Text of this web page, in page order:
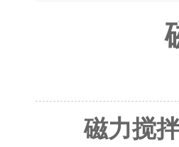
磁力搅